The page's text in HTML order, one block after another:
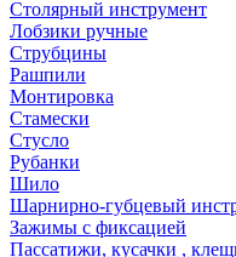
Столярный инструмент
Лобзики ручные
Струбцины
Рашпили
Монтировка
Стамески
Стусло
Рубанки
Шило
Шарнирно-губцевый
Зажимы с фиксацией
Пассатижи, кусачки ,